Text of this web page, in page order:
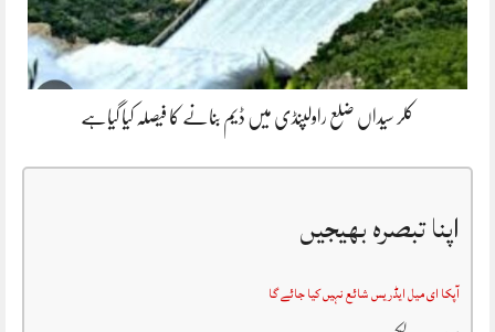
کلر سیداں ضلع راولپنڈی میں ڈیم بنانے کا فیصلہ کیا گیاہے
اپنا تبصرہ بھیجیں
آپکا ای میل ایڈریس شائع نہیں کیا جائے گا